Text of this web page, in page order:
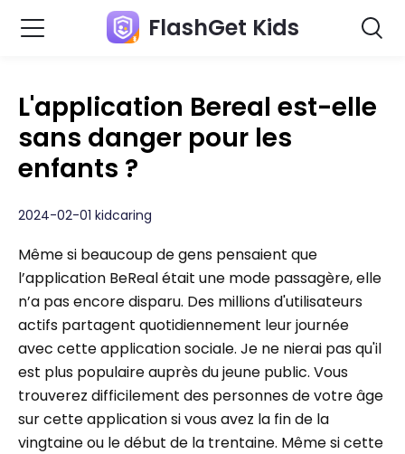
FlashGet Kids
L'application Bereal est-elle
sans danger pour les
enfants ?
2024-02-01 kidcaring
Même si beaucoup de gens pensaient que
l’application BeReal était une mode passagère, elle
n’a pas encore disparu. Des millions d'utilisateurs
actifs partagent quotidiennement leur journée
avec cette application sociale. Je ne nierai pas qu'il
est plus populaire auprès du jeune public. Vous
trouverez difficilement des personnes de votre âge
sur cette application si vous avez la fin de la
vingtaine ou le début de la trentaine. Même si cette